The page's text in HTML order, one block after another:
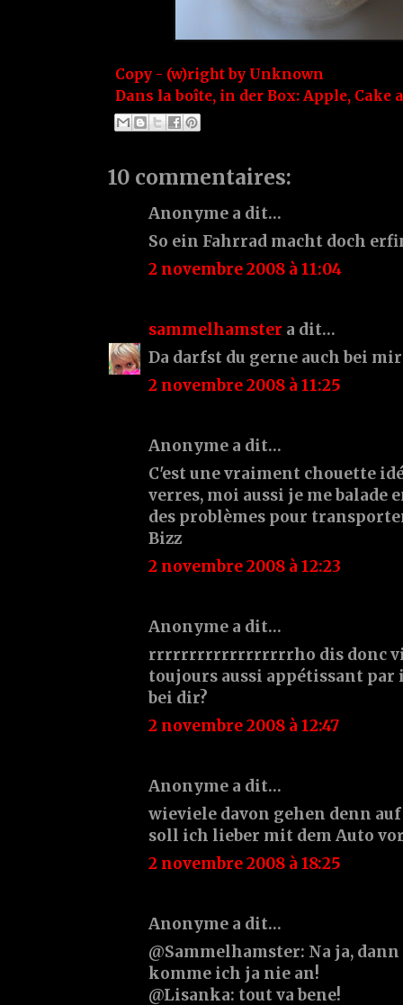
Copy - (w)right by Unknown
Dans la boîte, in der Box: Apple, Cake
10 commentaires:
Anonyme a dit…
So ein Fahrrad macht doch
2 novembre 2008 à 11:04
sammelhamster a dit…
Da darfst du gerne auch bei
2 novembre 2008 à 11:25
Anonyme a dit…
C'est une vraiment chouette
verres, moi aussi je me balade
des problèmes pour
Bizz
2 novembre 2008 à 12:23
Anonyme a dit…
rrrrrrrrrrrrrrrrrrho dis donc
toujours aussi appétissant par
bei dir?
2 novembre 2008 à 12:47
Anonyme a dit…
wieviele davon gehen denn
soll ich lieber mit dem Auto
2 novembre 2008 à 18:25
Anonyme a dit…
@Sammelhamster: Na ja,
komme ich ja nie an!
@Lisanka: tout va bene!